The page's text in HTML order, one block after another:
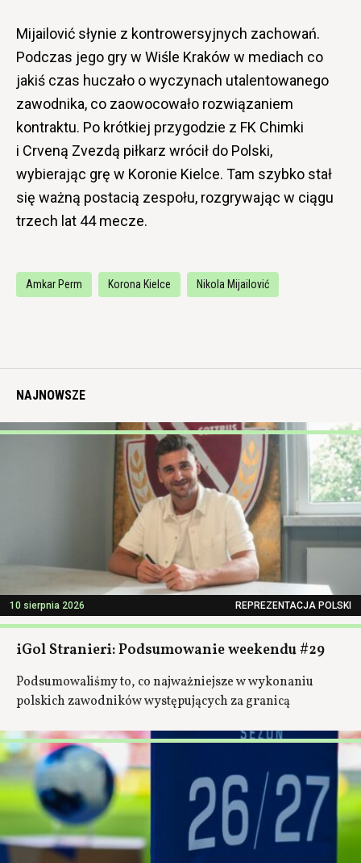
Mijailović słynie z kontrowersyjnych zachowań.
Podczas jego gry w Wiśle Kraków w mediach co
jakiś czas huczało o wyczynach utalentowanego
zawodnika, co zaowocowało rozwiązaniem
kontraktu. Po krótkiej przygodzie z FK Chimki
i Crveną Zvezdą piłkarz wrócił do Polski,
wybierając grę w Koronie Kielce. Tam szybko stał
się ważną postacią zespołu, rozgrywając w ciągu
trzech lat 44 mecze.
Amkar Perm Korona Kielce Nikola Mijailović
NAJNOWSZE
10 sierpnia 2026 REPREZENTACJA POLSKI
iGol Stranieri: Podsumowanie weekendu #29
Podsumowaliśmy to, co najważniejsze w wykonaniu
polskich zawodników występujących za granicą